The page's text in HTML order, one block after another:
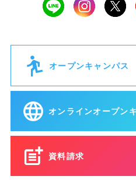
オープンキャンパス
オンラインオープン
資料請求